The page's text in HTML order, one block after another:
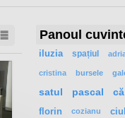
Panoul
iluzia spațiul
cristina bursele
satul
pascal
florin cozianu